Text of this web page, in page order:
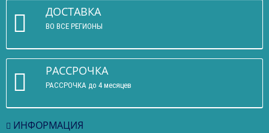
ДОСТАВКА
ВО ВСЕ РЕГИОНЫ
РАССРОЧКА
РАССРОЧКА до 4 месяцев
ИНФОРМАЦИЯ